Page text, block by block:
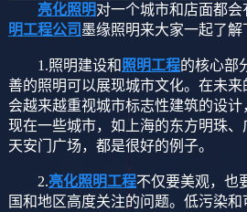
亮化照明对一个城市和店面都会
明工程公司 墨缘照明来大家一起了解
1.照明建设和照明工程的核心部
善的照明可以展现城市文化。在未
会越来越重视城市标志性建筑的设
现在一些城市，如上海的东方明珠、
天安门广场，都是很好的例子。
2.亮化照明工程不仅要美观，也
国和地区高度关注的问题。低污染